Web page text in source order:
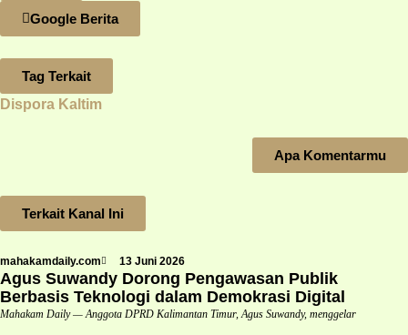
Google Berita
Tag Terkait
Dispora Kaltim
Apa Komentarmu
Terkait Kanal Ini
mahakamdaily.com 13 Juni 2026
Agus Suwandy Dorong Pengawasan Publik
Berbasis Teknologi dalam Demokrasi Digital
Mahakam Daily — Anggota DPRD Kalimantan Timur, Agus Suwandy, menggelar